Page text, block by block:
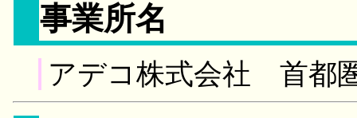
事業所名
アデコ株式会社 首都